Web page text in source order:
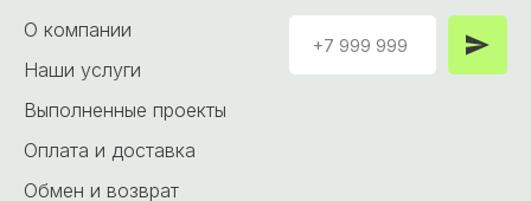
О компании
Наши услуги
Выполненные проекты
Оплата и доставка
Обмен и возврат